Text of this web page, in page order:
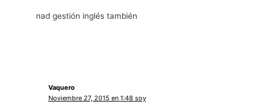
nad gestión inglés también
Vaquero
Noviembre 27, 2015 en 1:48 soy